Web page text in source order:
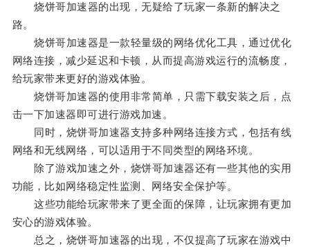
烧饼哥加速器的出现，无疑给了玩家一条新的解决之
路。
烧饼哥加速器是一款轻量级的网络优化工具，通过优化
网络连接，减少延迟和卡顿，从而提高游戏运行的流畅度，
给玩家带来更好的游戏体验。
烧饼哥加速器的使用非常简单，只需下载安装之后，点
击一下加速器即可进行游戏加速。
同时，烧饼哥加速器支持多种网络连接方式，包括有线
网络和无线网络，可以适用于不同类型的网络环境。
除了游戏加速之外，烧饼哥加速器还有一些其他的实用
功能，比如网络稳定性监测、网络安全保护等。
这些功能给玩家带来了更全面的保障，让玩家拥有更加
安心的游戏体验。
总之，烧饼哥加速器的出现，不仅提高了玩家在游戏中